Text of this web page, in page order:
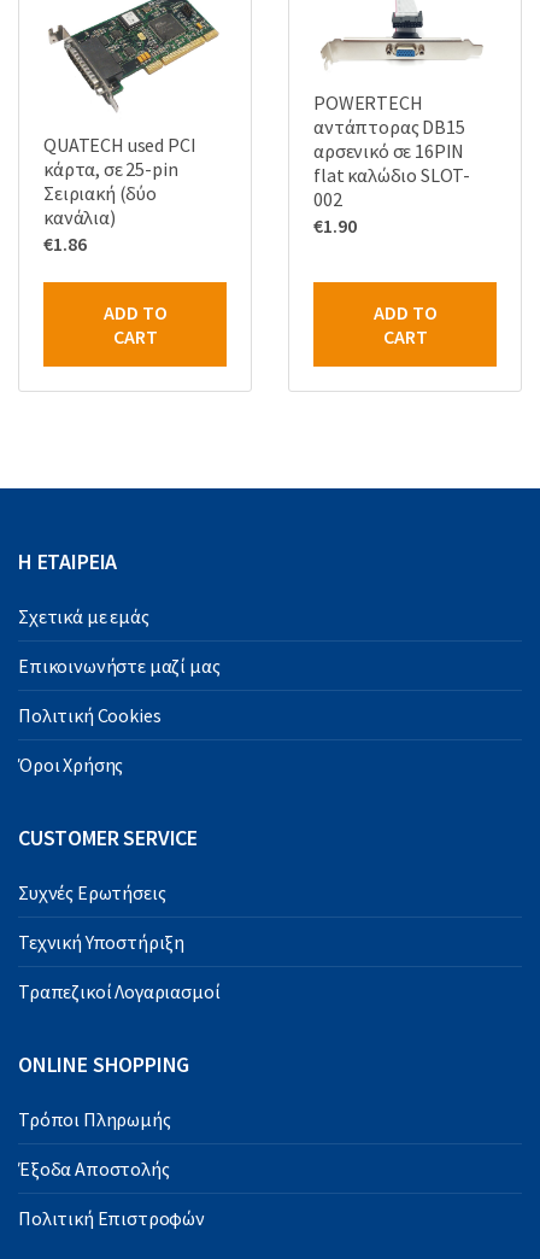
QUATECH used PCI
κάρτα, σε 25-pin
Σειριακή (δύο
κανάλια)
€1.86
ADD TO
CART
POWERTECH
αντάπτορας DB15
αρσενικό σε 16PIN
flat καλώδιο SLOT-
002
€1.90
ADD TO
CART
Η ΕΤΑΙΡΕΙΑ
Σχετικά με εμάς
Επικοινωνήστε μαζί μας
Πολιτική Cookies
Όροι Χρήσης
CUSTOMER SERVICE
Συχνές Ερωτήσεις
Τεχνική Υποστήριξη
Τραπεζικοί Λογαριασμοί
ONLINE SHOPPING
Τρόποι Πληρωμής
Έξοδα Αποστολής
Πολιτική Επιστροφών